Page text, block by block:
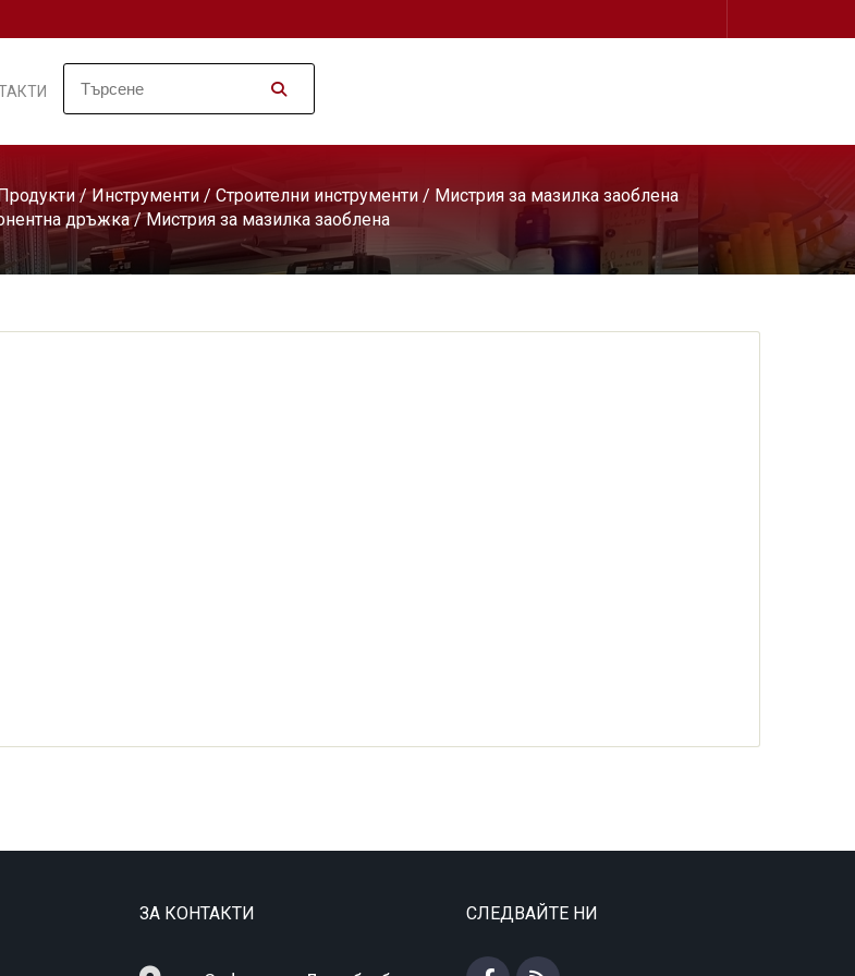
/Инструменти / Строителни инструменти / Мистрия за мазилка заоблена
дръжка/ Мистрия за мазилка заоблена
ЗА КОНТАКТИ СЛЕДВАЙТЕ НИ